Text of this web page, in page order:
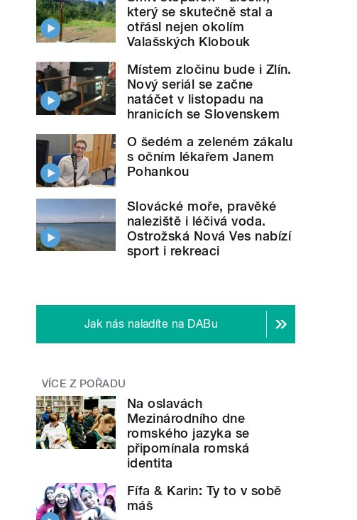
který se skutečně stal a
otřásl nejen okolím
Valašských Klobouk
Místem zločinu bude i Zlín.
Nový seriál se začne
natáčet v listopadu na
hranicích se Slovenskem
O šedém a zeleném zákalu
s očním lékařem Janem
Pohankou
Slovácké moře, pravěké
naleziště i léčivá voda.
Ostrožská Nová Ves nabízí
sport i rekreaci
Jak nás naladíte na DABu
VÍCE Z POŘADU
Na oslavách
Mezinárodního dne
romského jazyka se
připomínala romská
identita
Fífa & Karin: Ty to v sobě
máš